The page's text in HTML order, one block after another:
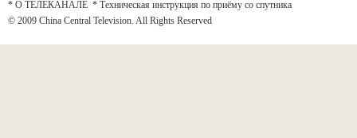
* О ТЕЛЕКАНАЛЕ * Техническая инструкция по приёму со спутника
© 2009 China Central Television. All Rights Reserved